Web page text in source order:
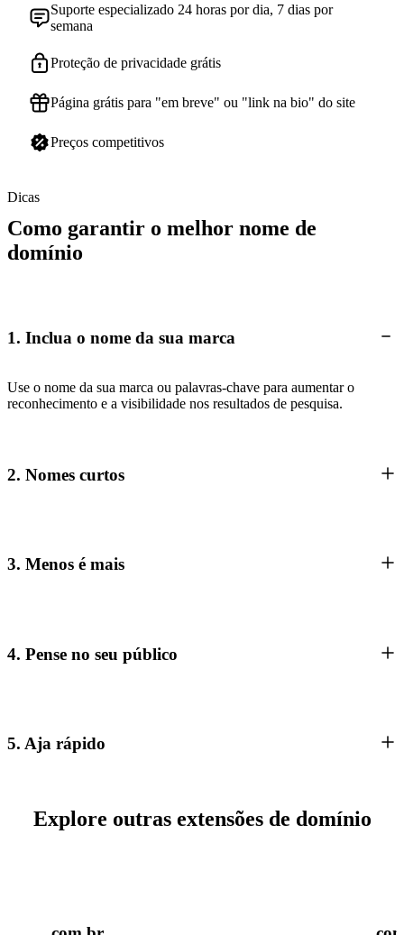
Suporte especializado 24 horas por dia, 7 dias por
semana
Proteção de privacidade grátis
Página grátis para "em breve" ou "link na bio" do site
Preços competitivos
Dicas
Como garantir o melhor nome de
domínio
1. Inclua o nome da sua marca
Use o nome da sua marca ou palavras-chave para aumentar o
reconhecimento e a visibilidade nos resultados de pesquisa.
2. Nomes curtos
3. Menos é mais
4. Pense no seu público
5. Aja rápido
Explore outras extensões de domínio